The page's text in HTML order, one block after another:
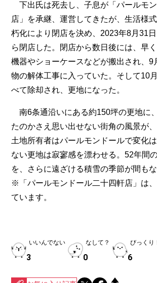
下出氏は死去し、子息が「パールモ
店」を承継、運営してきたが、生活様
朽化により閉店を決め、2023年8月31
ら閉店した。閉店から数日後には、早
機器やショーケースなどが搬出され、9
物の解体工事に入っていた。そして10
べて除却され、更地になった。
南6条通沿いにある約150坪の更地に
たのかさえ思い出せない街角の風景が、
土地所有者はパールモンドールで変化
ない更地は寂寥感を漂わせる。52年間
を、さらに遠ざける積雪の季節が間もな
※「パールモンドール二十四軒店」は
ています。
いいんでない
3
なして？
0
びっくり
6